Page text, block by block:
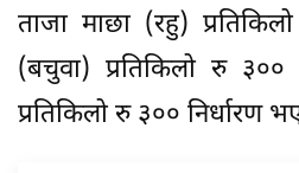
ताजा माछा (रहु)
(बचुवा) प्रतिकिलो रु
प्रतिकिलो रु ३०० निर्धारण